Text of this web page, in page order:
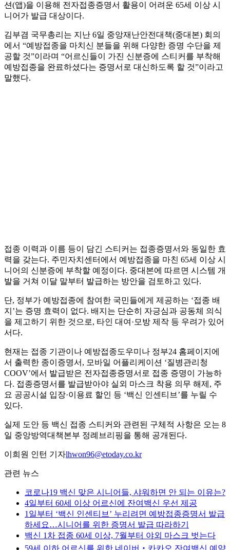
션(앱)을 이용해 전자접종증명서 활용이 어려운 65세 이상 시
니어가 발급 대상이다.
김부겸 국무총리는 지난 6일 중앙재난안전대책(중대본) 회의
에서 “예방접종을 마치신 분들을 위해 다양한 증명 수단을 제
공할 것”이라며 “어르신들이 가진 신분증에 스티커를 부착해
예방접종을 완료하셨다는 증명서로 대신하도록 할 것”이라고
말했다.
접종 이력과 이름 등이 담긴 스티커는 접종증명서와 동일한 효
력을 갖는다. 주민자치센터에서 예방접종을 마친 65세 이상 시
니어의 신분증에 부착할 예정이다. 중대본에 따르면 시스템 개
발을 거쳐 이달 말부터 발급하는 방안을 검토하고 있다.
단, 정부가 예방접종에 참여한 국민들에게 제공하는 ‘접종 배
지’는 증명 효력이 없다. 배지는 단순히 자긍심과 공동체 의식
을 제고하기 위한 것으로, 타인 대여·모방 제작 등 우려가 있어
서다.
현재는 접종 기관이나 예방접종도우미나 정부24 홈페이지에
서 출력한 종이증명서, 모바일 어플리케이션 ‘질병관리청
COOV’에서 발급받은 전자접종증명서로 접종 증명이 가능하
다. 접종증명서를 발급받아야 실외 마스크 착용 의무 해제, 주
요 공공시설 입장·이용료 할인 등 ‘백신 인센티브’를 누릴 수
있다.
실제 도안 등 백신 접종 스티커와 관련된 구체적 사항은 오는 8
일 중앙방역대책본부 정례브리핑을 통해 공개된다.
이희원 인턴 기자lhwon96@etoday.co.kr
관련 뉴스
코로나19 백신 맞은 시니어들, 샤워하면 안 되는 이유는?
4일부터 60세 이상 어르신에 잔여백신 우선 제공
1일부터 ‘백신 인센티브’ 누리려면 예방접종증명서 발급
하세요…시니어를 위한 증명서 발급 따라하기
백신 1차 접종 60세 이상, 7월부터 야외 마스크 벗는다